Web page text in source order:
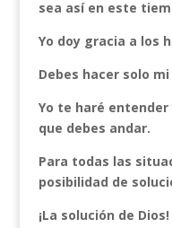
sea así en este
Yo doy gracia a los
Debes hacer solo
Yo te haré
que debes andar.
Para todas las
posibilidad de
¡La solución de Dios!